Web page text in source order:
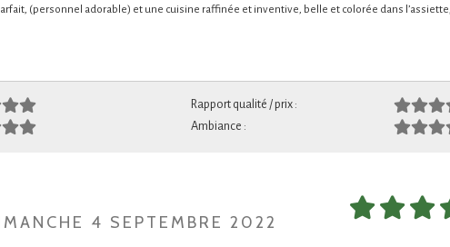
(personnel adorable) et une cuisine raffinée et inventive, belle et colorée dans
Rapport qualité / prix :
Ambiance :
4 SEPTEMBRE 2022